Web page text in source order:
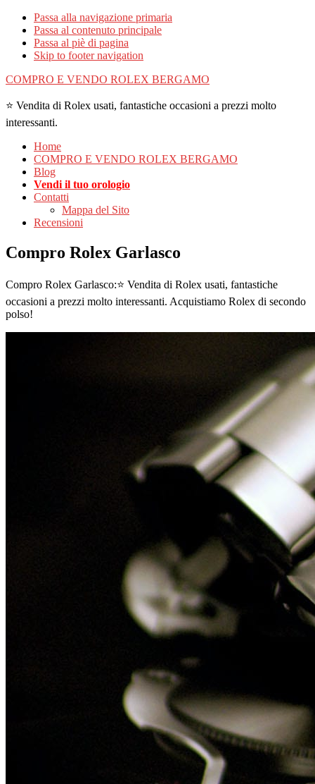
Passa alla navigazione primaria
Passa al contenuto principale
Passa al piè di pagina
Skip to footer navigation
COMPRO E VENDO ROLEX BERGAMO
⭐ Vendita di Rolex usati, fantastiche occasioni a prezzi molto
interessanti.
Home
COMPRO E VENDO ROLEX BERGAMO
Blog
Vendi il tuo orologio
Contatti
Mappa del Sito
Recensioni
Compro Rolex Garlasco
Compro Rolex Garlasco:⭐ Vendita di Rolex usati, fantastiche
occasioni a prezzi molto interessanti. Acquistiamo Rolex di secondo
polso!